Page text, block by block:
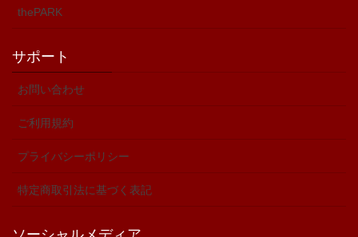
thePARK
サポート
お問い合わせ
ご利用規約
プライバシーポリシー
特定商取引法に基づく表記